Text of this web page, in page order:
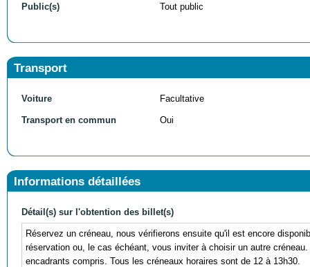
Public(s) Tout public
Transport
Voiture Facultative
Transport en commun Oui
Informations détaillées
Détail(s) sur l'obtention des billet(s)
Réservez un créneau, nous vérifierons ensuite qu'il est encore
réservation ou, le cas échéant, vous inviter à choisir un autre
encadrants compris. Tous les créneaux horaires sont de 12 à 13h30.